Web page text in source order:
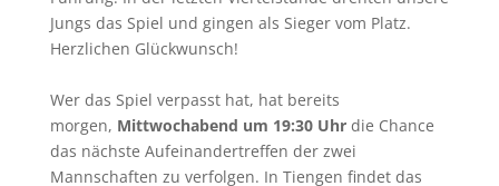
Jungs das Spiel und gingen als Sieger vom Platz.
Herzlichen Glückwunsch!
Wer das Spiel verpasst hat, hat bereits
morgen, Mittwochabend um 19:30 Uhr die Chance
das nächste Aufeinandertreffen der zwei
Mannschaften zu verfolgen. In Tiengen findet das